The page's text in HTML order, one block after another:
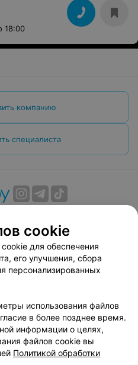
18:00
компанию
специалиста
Способы оплаты
сервиса
соглашение
сотрудничества
relax.by
cookie
данных
cookie
для обеспечения
его улучшения, сбора
персонализированных
использования файлов
в более позднее время.
информации о целях,
файлов cookie вы
Политикой обработки